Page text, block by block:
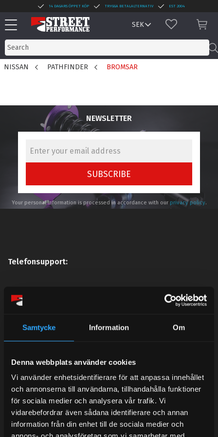
Samtycke Information Om
Denna webbplats använder cookies
Vi använder enhetsidentifierare för att anpassa innehållet
och annonserna till användarna, tillhandahålla funktioner
för sociala medier och analysera vår trafik. Vi
vidarebefordrar även sådana identifierare och annan
information från din enhet till de sociala medier och
Menu
14 DAGARS ÖPPET KÖP TRYGGA BETALALTERNATIV EST 2004
FAVORITES
NISSAN PATHFINDER BROMSAR
NEWSLETTER
SUBSCRIBE
Your personal information is processed in accordance with our privacy policy.
Telefonsupport:
Mån-Tors: 10:30-15:00
Tel: 031- 51 66 60
BLOG